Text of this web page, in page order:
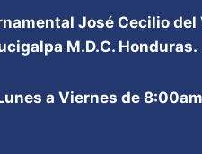
José Cecilio
M.D.C. Honduras.
a Viernes de